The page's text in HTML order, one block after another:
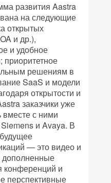
развития Aastra
на следующие
открытых
и др.),
и удобное
приоритетное
решениям в
SaaS и модели
открытости и
заказчики уже
вместе с ними
и Avaya. В
— это видео и
дополненные
конференций и
перспективные